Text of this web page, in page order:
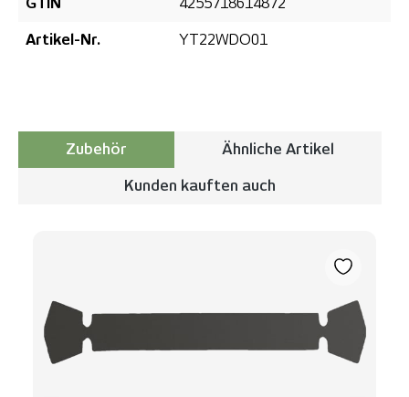
Artikel-Nr. YT22WDO01
Zubehör Ähnliche Artikel
Kunden kauften auch